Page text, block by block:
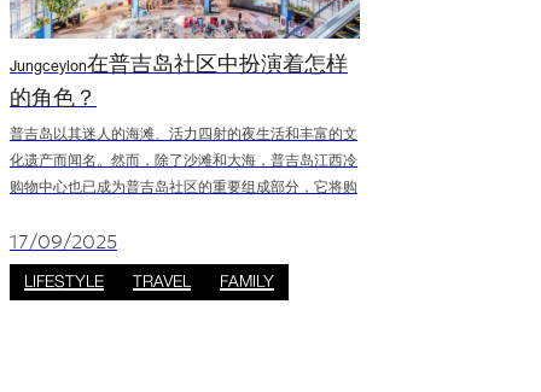
Jungceylon在普吉岛社区中扮演着怎样
的角色？
普吉岛以其迷人的海滩、活力四射的夜生活和丰富的文
化遗产而闻名。然而，除了沙滩和大海，普吉岛江西冷
购物中心也已成为普吉岛社区的重要组成部分，它将购
目的地，将当地居民和游客聚集在一起。江西冷购物中
心拥有众多商店、餐厅和娱乐场所，为普吉岛增添了活
力和激情。 该购物中心还通过举办各种节日、文化活动
17/09/2025
LIFESTYLE TRAVEL FAMILY